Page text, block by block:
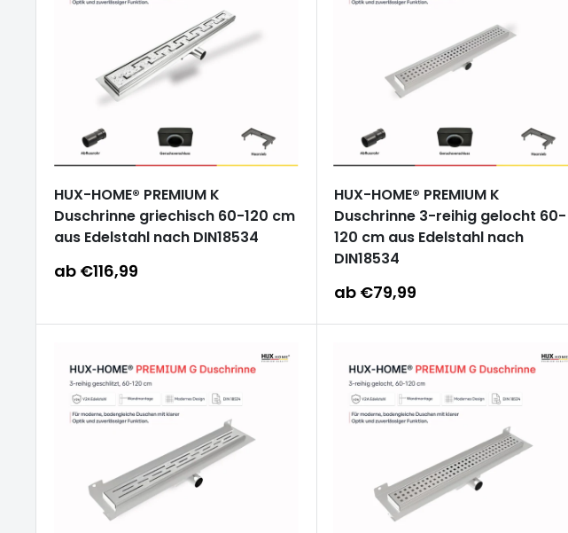
HUX-HOME® PREMIUM K
Duschrinne griechisch 60-120 cm
aus Edelstahl nach DIN18534
Sonderpreis
ab €116,99
HUX-HOME® PREMIUM K
Duschrinne 3-reihig gelocht 60-
120 cm aus Edelstahl nach
DIN18534
Sonderpreis
ab €79,99